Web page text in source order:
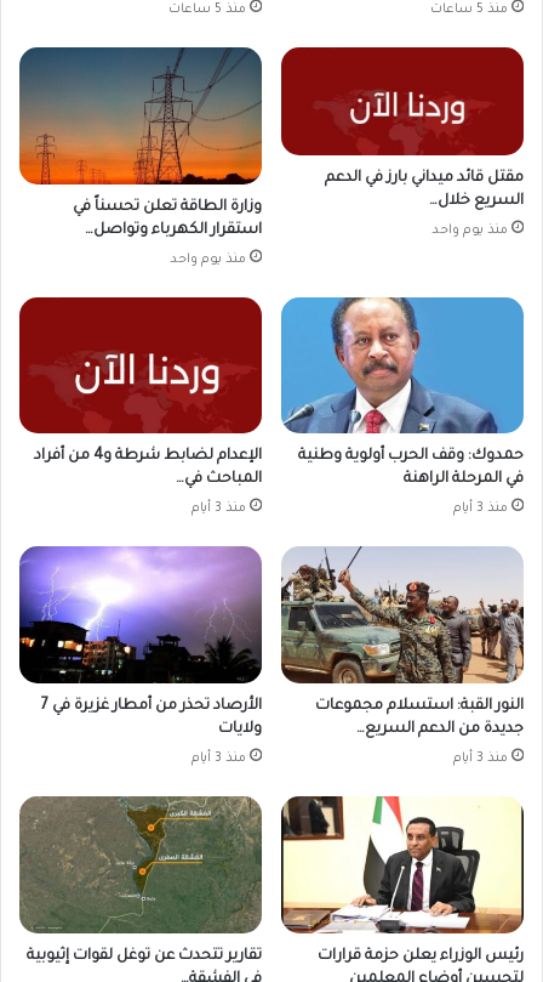
منذ 5 ساعات منذ 5 ساعات
مقتل قائد ميداني بارز في الدعم
السريع خلال…
منذ يوم واحد
وزارة الطاقة تعلن تحسناً في
استقرار الكهرباء وتواصل…
منذ يوم واحد
حمدوك: وقف الحرب أولوية وطنية
في المرحلة الراهنة
منذ 3 أيام
الإعدام لضابط شرطة و4 من أفراد
المباحث في…
منذ 3 أيام
النور القبة: استسلام مجموعات
جديدة من الدعم السريع…
منذ 3 أيام
الأرصاد تحذر من أمطار غزيرة في 7
ولايات
منذ 3 أيام
رئيس الوزراء يعلن حزمة قرارات
تقارير تتحدث عن توغل لقوات إثيوبية